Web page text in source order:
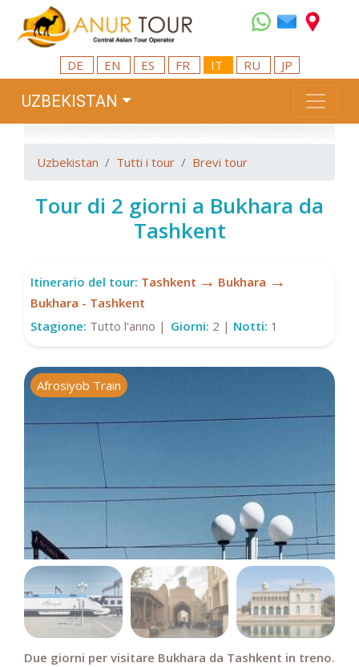
DE EN ES FR IT RU JP
UZBEKISTAN
Uzbekistan Tutti i tour Brevi tour
Tour di 2 giorni a Bukhara da
Tashkent
Itinerario del tour: Tashkent → Bukhara →
Bukhara - Tashkent
Stagione: Tutto l'anno | Giorni: 2 | Notti: 1
Afrosiyob Train
Due giorni per visitare Bukhara da Tashkent in treno.